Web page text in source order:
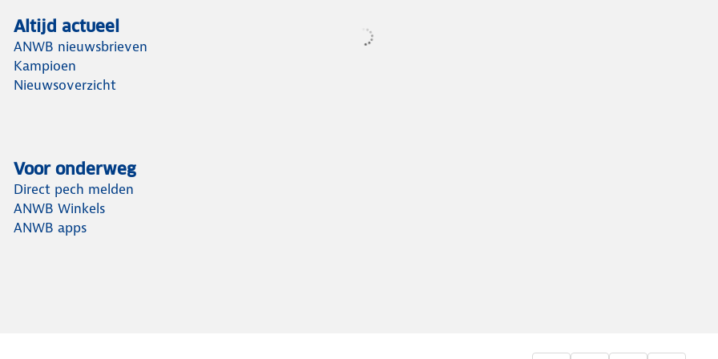
Altijd actueel
ANWB nieuwsbrieven
Kampioen
Nieuwsoverzicht
Voor onderweg
Direct pech melden
ANWB Winkels
ANWB apps